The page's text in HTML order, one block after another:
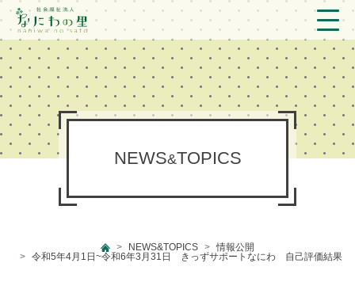
トップ
法人概要/アクセス
こども/相談支援
新着情報
NEWS&TOPICS
NEWS&TOPICS
情報公開
令和5年4月1日~令和6年3月31日 きっずサポートなにわ 自己評価結果